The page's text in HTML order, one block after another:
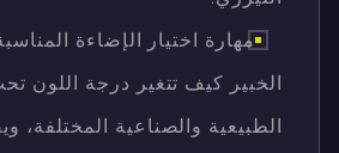
مهارة اختيار الإضاءة
الخبير كيف تتغير درجة اللون
الطبيعية والصناعية المختلفة،